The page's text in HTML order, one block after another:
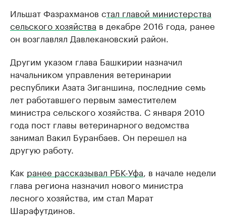
Ильшат Фазрахманов стал главой министерства
сельского хозяйства в декабре 2016 года, ранее
он возглавлял Давлекановский район.
Другим указом глава Башкирии назначил
начальником управления ветеринарии
республики Азата Зиганшина, последние семь
лет работавшего первым заместителем
министра сельского хозяйства. С января 2010
года пост главы ветеринарного ведомства
занимал Вакил Буранбаев. Он перешел на
другую работу.
Как ранее рассказывал РБК-Уфа, в начале недели
глава региона назначил нового министра
лесного хозяйства, им стал Марат
Шарафутдинов.